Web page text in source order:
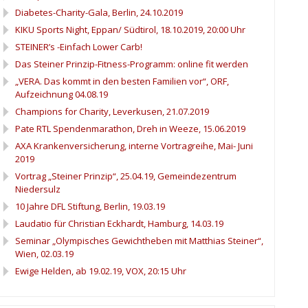
Diabetes-Charity-Gala, Berlin, 24.10.2019
KIKU Sports Night, Eppan/ Südtirol, 18.10.2019, 20:00 Uhr
STEINER’s -Einfach Lower Carb!
Das Steiner Prinzip-Fitness-Programm: online fit werden
„VERA. Das kommt in den besten Familien vor“, ORF,
Aufzeichnung 04.08.19
Champions for Charity, Leverkusen, 21.07.2019
Pate RTL Spendenmarathon, Dreh in Weeze, 15.06.2019
AXA Krankenversicherung, interne Vortragreihe, Mai- Juni
2019
Vortrag „Steiner Prinzip“, 25.04.19, Gemeindezentrum
Niedersulz
10 Jahre DFL Stiftung, Berlin, 19.03.19
Laudatio für Christian Eckhardt, Hamburg, 14.03.19
Seminar „Olympisches Gewichtheben mit Matthias Steiner“,
Wien, 02.03.19
Ewige Helden, ab 19.02.19, VOX, 20:15 Uhr